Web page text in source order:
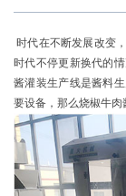
时代在不断发展改变
时代不停更新换代的
酱灌装生产线是酱料
要设备，那么烧椒牛肉